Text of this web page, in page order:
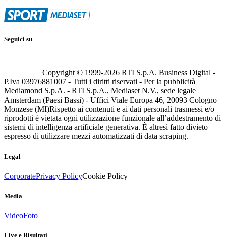
Seguici su
Copyright © 1999-2026 RTI S.p.A. Business Digital -
P.Iva 03976881007 - Tutti i diritti riservati - Per la pubblicità
Mediamond S.p.A. - RTI S.p.A., Mediaset N.V., sede legale
Amsterdam (Paesi Bassi) - Uffici Viale Europa 46, 20093 Cologno
Monzese (MI)Rispetto ai contenuti e ai dati personali trasmessi e/o
riprodotti è vietata ogni utilizzazione funzionale all’addestramento di
sistemi di intelligenza artificiale generativa. È altresì fatto divieto
espresso di utilizzare mezzi automatizzati di data scraping.
Legal
CorporatePrivacy PolicyCookie Policy
Media
VideoFoto
Live e Risultati